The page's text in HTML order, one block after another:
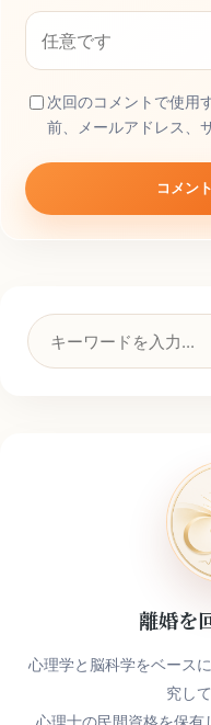
次回のコメントで使用
前、メールアドレス、
コメン
検
索
離婚を
心理学と脳科学をベース
究し